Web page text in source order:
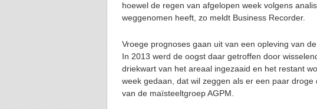
hoewel de regen van afgelopen week volgens
weggenomen heeft, zo meldt Business Recorder.
Vroege prognoses gaan uit van een opleving van
In 2013 werd de oogst daar getroffen door
driekwart van het areaal ingezaaid en het restant
week gedaan, dat wil zeggen als er een paar
van de maïsteeltgroep AGPM.